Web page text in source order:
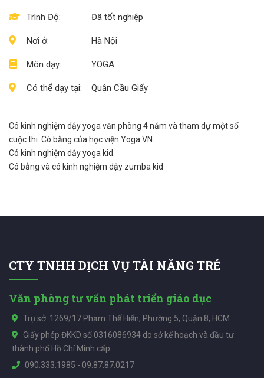
Trình Độ:
Nơi ở:
Môn dạy:
Có thể dạy tại:
Đã tốt nghiệp
Hà Nội
YOGA
Quận Cầu Giấy
Có kinh nghiệm dậy yoga văn phòng 4 năm và tham dự một số
cuộc thi. Có bằng của học viện Yoga VN.
Có kinh nghiệm dậy yoga kid.
Có bằng và có kinh nghiệm dậy zumba kid
CTY TNHH DỊCH VỤ TÀI NĂNG TRẺ
Văn phòng tư vấn phát triển giáo dục
Trụ sở: 1269/17 Phạm Thế Hiển, Phường 5, Quận 8, HCM
Giấy phép ĐKKD số 0316086934 do sở kế hoạch và đầu tư
thành phố Hồ Chí Minh cấp
090.333.1985 - 09.87.87.0217